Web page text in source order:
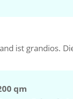
ist grandios.
qm